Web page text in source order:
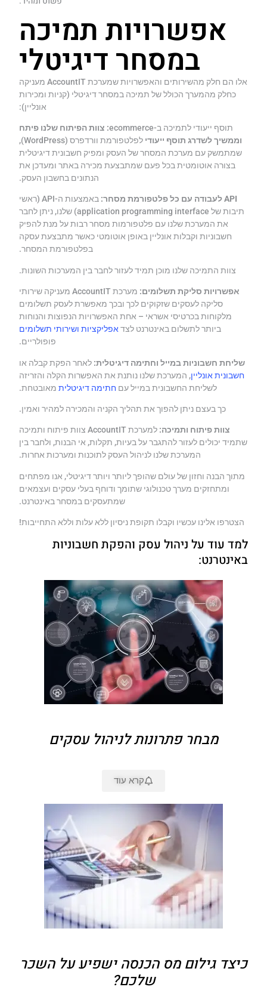
אפשרויות תמיכה
במסחר דיגיטלי
אלו הם חלק מהשירותים והאפשרויות שמערכת AccountIT מעניקה
כחלק מהמערך הכולל של תמיכה במסחר דיגיטלי (קניות ומכירות
אונליין):
תוסף ייעודי לתמיכה ב-ecommerce
: צוות הפיתוח שלנו פיתח
וממשיך לשדרג תוסף ייעודי
לפלטפורמת וורדפרס (WordPress),
שמתמשק עם מערכת המסחר של העסק ומפיק חשבונית דיגיטלית
בצורה אוטומטית בכל פעם שמתבצעת מכירה באתר ומעדכן את
הנתונים בחשבון העסק.
API לעבודה עם כל פלטפורמת מסחר:
באמצעות ה-API (ראשי
תיבות של application programming interface) שלנו, ניתן לחבר
את המערכת שלנו עם פלטפורמות מסחר רבות על מנת להפיק
חשבוניות וקבלות אונליין באופן אוטומטי כאשר מתבצעת עסקה
בפלטפורמת המסחר.
צוות התמיכה שלנו מוכן תמיד לעזור לחבר בין המערכות השונות.
אפשרויות סליקת תשלומים:
מערכת AccountIT מעניקה שירותי
סליקה לעסקים שזקוקים לכך ובכך מאפשרת לעסק תשלומים
מלקוחות בכרטיסי אשראי – אחת האפשרויות הנפוצות והנוחות
ביותר לתשלום באינטרנט לצד אפליקציות ושירותי תשלומים
פופולריים.
שליחת חשבוניות במייל וחתימה דיגיטלית: לאחר הפקת קבלה או
חשבונית אונליין, המערכת שלנו נותנת את האפשרות הקלה והזריזה
לשליחת החשבונית במייל עם חתימה דיגיטליתמאובטחת.
כך בעצם ניתן להפוך את תהליך הקניה והמכירה למהיר ואמין.
צוות פיתוח ותמיכה:
למערכת AccountIT צוות פיתוח ותמיכה
שתמיד יכולים לעזור להתגבר על בעיות, תקלות, אי הבנות, ולחבר בין
המערכת שלנו לניהול העסק לתוכנות ומערכות אחרות.
מתוך הבנה וחזון של עולם שהופך ליותר ויותר דיגיטלי, אנו מפתחים
ומתחזקים מערך טכנולוגי שתומך ודוחף בעלי עסקים ועצמאים
שמתעסקים במסחר באינטרנט.
הצטרפו אלינו עכשיו וקבלו תקופת ניסיון ללא עלות וללא התחייבות!
למד עוד על ניהול עסק והפקת חשבוניות
באינטרנט:
מבחר פתרונות לניהול עסקים
קרא עוד
כיצד גילום מס הכנסה ישפיע על השכר
שלכם?